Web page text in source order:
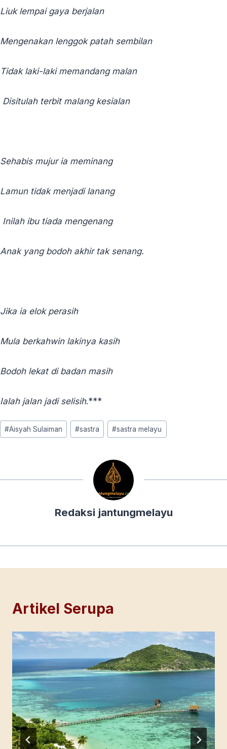
Liuk lempai gaya berjalan
Mengenakan lenggok patah sembilan
Tidak laki-laki memandang malan
Disitulah terbit malang kesialan
Sehabis mujur ia meminang
Lamun tidak menjadi lanang
Inilah ibu tiada mengenang
Anak yang bodoh akhir tak senang.
Jika ia elok perasih
Mula berkahwin lakinya kasih
Bodoh lekat di badan masih
Ialah jalan jadi selisih.***
Post
Tags:
#Aisyah Sulaiman #sastra #sastra melayu
Redaksi jantungmelayu
Artikel Serupa